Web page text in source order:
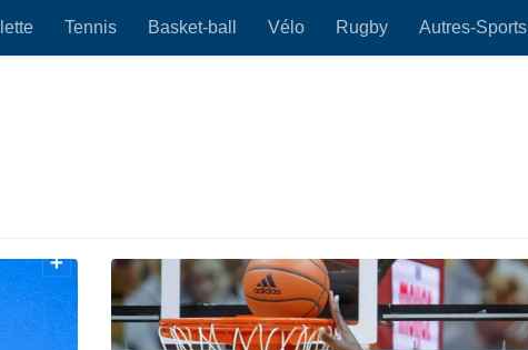
Tennis Basket-ball Vélo Rugby Autres-Sports